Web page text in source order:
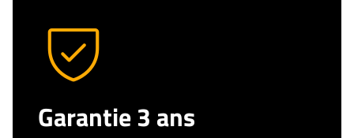
Garantie 3 ans